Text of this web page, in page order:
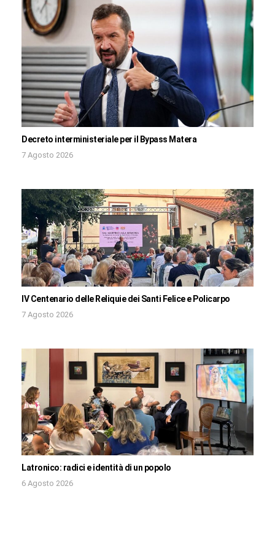
Decreto interministeriale per il Bypass Matera
7 Agosto 2026
IV Centenario delle Reliquie dei Santi Felice e Policarpo
7 Agosto 2026
Latronico: radici e identità di un popolo
6 Agosto 2026